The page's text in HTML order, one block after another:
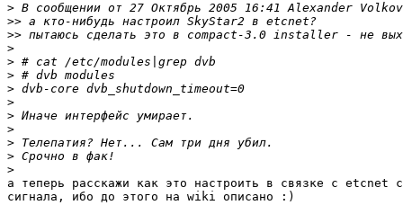
>
>>
>>
>
>
>
>
>
>
>
>
>
>
а теперь расскажи как это настроить в связке с etcnet
сигнала, ибо до этого на wiki описано :)